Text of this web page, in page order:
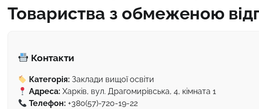
Товариства з обмеженою
Контакти
Категорія: Заклади вищої освіти
Адреса: Харків, вул. Драгомирівська, 4, кімната 1
Телефон: +380(57)-720-19-22